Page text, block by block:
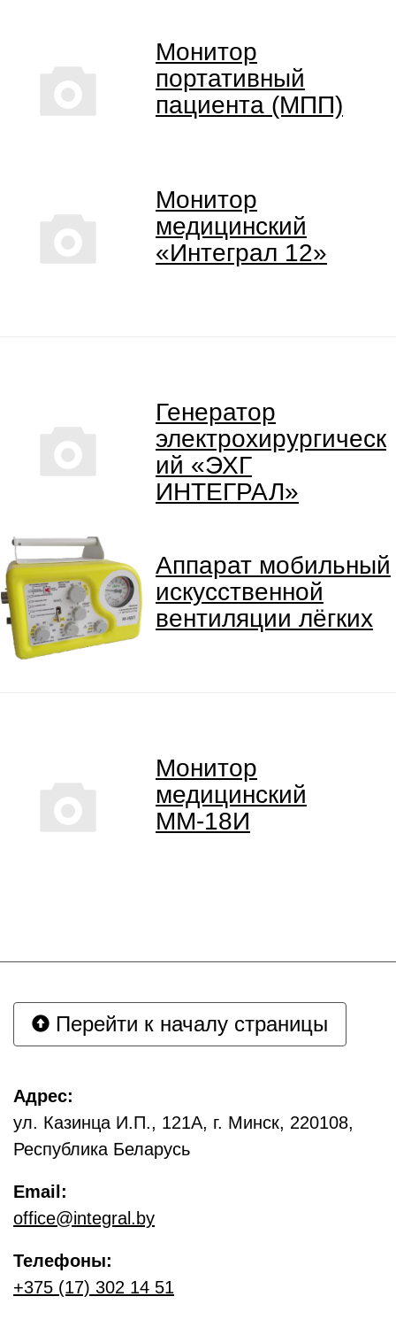
Монитор
портативный
пациента (МПП)
Монитор
медицинский
«Интеграл 12»
Генератор
электрохирургическ
ий «ЭХГ
ИНТЕГРАЛ»
Аппарат мобильный
искусственной
вентиляции лёгких
Монитор
медицинский
ММ-18И
Перейти к началу страницы
Адрес:
ул. Казинца И.П., 121А, г. Минск, 220108,
Республика Беларусь
Email:
office@integral.by
Телефоны:
+375 (17) 302 14 51